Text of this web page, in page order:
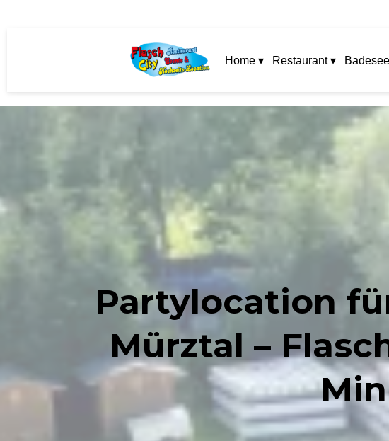
Home ▾ Restaurant ▾
Partylocation
Mürztal –